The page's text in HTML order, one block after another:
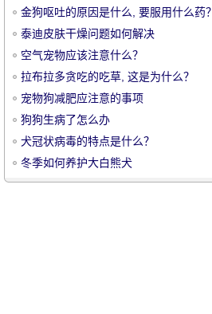
宠
金狗呕吐的原因是什么, 要服用什么药？
泰迪皮肤干燥问题如何解决
空气宠物应该注意什么？
拉布拉多贪吃的吃草, 这是为什么？
宠物狗减肥应注意的事项
狗狗生病了怎么办
犬冠状病毒的特点是什么？
冬季如何养护大白熊犬